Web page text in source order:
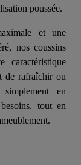
poussée.
et une
nos coussins
caractéristique
de rafraîchir ou
en
tout en